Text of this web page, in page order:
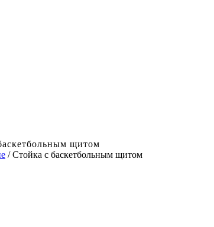
щитом
/ Стойка с баскетбольным щитом